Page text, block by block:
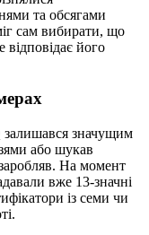
та обсягами
сам вибирати, що
відповідає його
залишався значущим
або шукав
На момент
вже 13-значні
із семи чи